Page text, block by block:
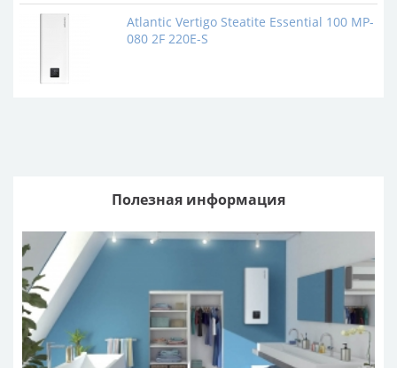
максимуму бойлера без нагрузки на стену.
Цена бойлеров на 120 литров зависит от их технических
заботится о том, чтобы водонагреватели 120л были
комфортными для пользования. Для этого в них
Где можно купить водонагреватели
Атлантик Маркет – ведущий интернет-магазин, где
проводится продажа водонагревателей 120л от
официального производителя. У каждого устройства есть
персональная страница, где можно ознакомиться с его
параметрами и фотографиями. Заказать товар можно в
один клик. Если требуется консультация, обратитесь за
советами к нашим менеджерам.
Полезная информация
Atlantic Vertigo Steatite Essential 100 MP-
080 2F 220E-S